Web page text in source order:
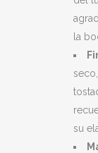
la
su